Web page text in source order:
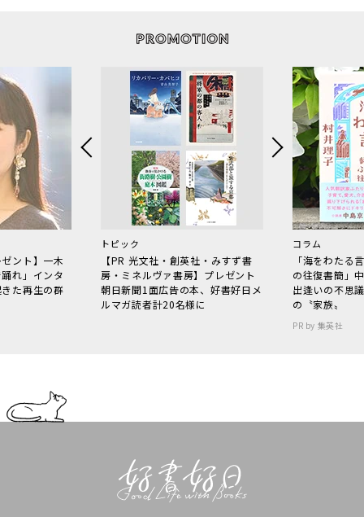
ント】一木
れ」インタ
た再生の群
トピック
【PR 光文社・創英社・みすず書
房・ミネルヴァ書房】プレゼント
朝日新聞1面広告の本、好書好日メ
ルマガ読者計20名様に
コラム
「海をわた
の往復書簡」
出逢いの不思
の〝家族〟
PR by 集英社